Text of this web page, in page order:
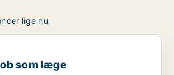
lige nu
læge
som læge